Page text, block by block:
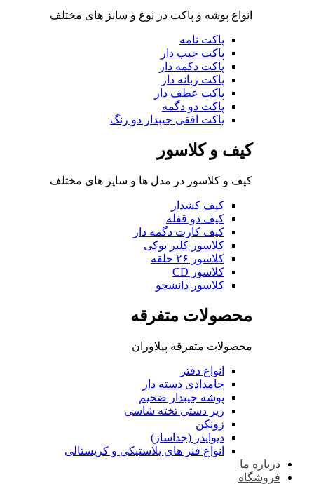
انواع پوشه و پاکت در نوع و سایز های مختلف
پاکت نامه
پاکت جیب دار
پاکت دکمه دار
پاکت زبانه دار
پاکت عطف دار
پاکت دو دگمه
پاکت افقی جیبدار دو رنگ
کیف و کلاسور
کیف و کلاسور در مدل ها و سایز های مختلف
کیف کشدار
کیف دو قفله
کیف کارت دگمه دار
کلاسور کلیر بوکی
کلاسور ۲۶ حلقه
کلاسور CD
کلاسور دانشجو
محصولات متفرقه
محصولات متفرقه پیلاوران
انواع دفتر
جامدادی دسته دار
پوشه جیبدار ضخیم
زیر دستی تخته شاسی
زونکن
دیوایدر (جداساز)
انواع فنر های پلاستیکی و کریستالی
درباره ما
فروشگاه